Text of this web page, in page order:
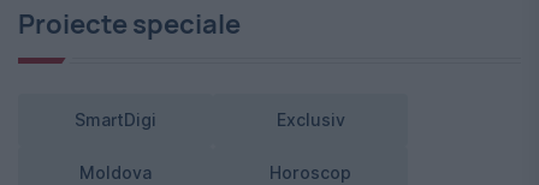
Proiecte speciale
SmartDigi Exclusiv
Moldova Horoscop